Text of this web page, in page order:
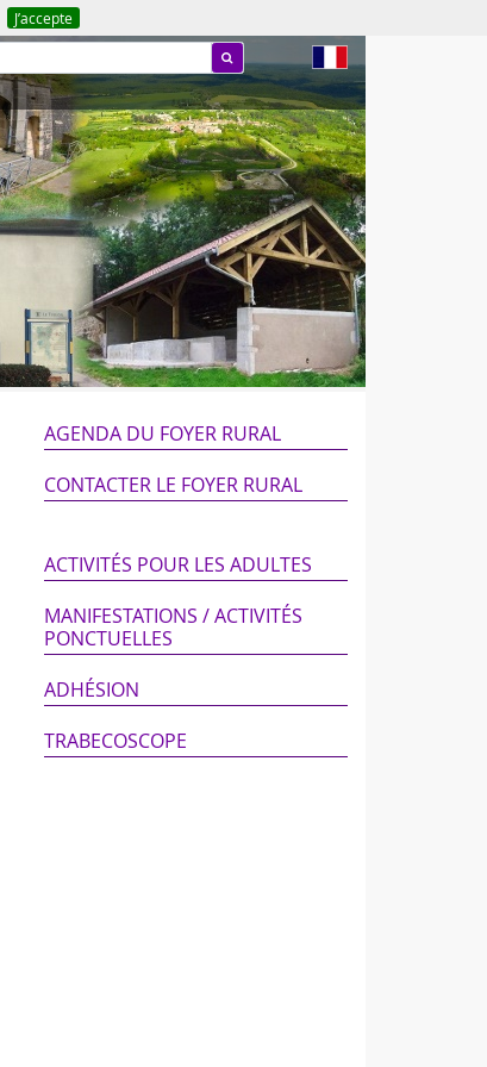
J’accepte
AGENDA DU FOYER RURAL
CONTACTER LE FOYER RURAL
ACTIVITÉS POUR LES ADULTES
MANIFESTATIONS / ACTIVITÉS
PONCTUELLES
ADHÉSION
TRABECOSCOPE